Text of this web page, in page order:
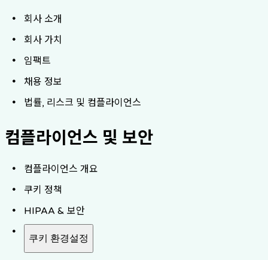
회사 소개
회사 가치
임팩트
채용 정보
법률, 리스크 및 컴플라이언스
컴플라이언스 및 보안
컴플라이언스 개요
쿠키 정책
HIPAA & 보안
쿠키 환경설정